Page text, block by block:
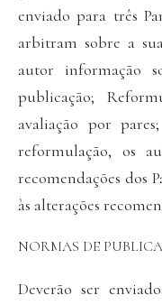
enviado para três
arbitram sobre a
autor informação
publicação;
avaliação por
reformulação, os
recomendações dos
às alterações
NORMAS DE
Deverão ser